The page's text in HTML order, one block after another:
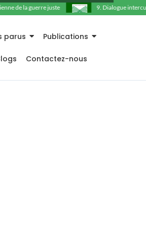
de la guerre juste 9. Dialogue
parus Publications
Contactez-nous